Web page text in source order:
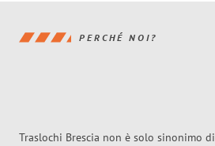
PERCHÉ NOI?
Traslochi Brescia non è solo sinonimo di